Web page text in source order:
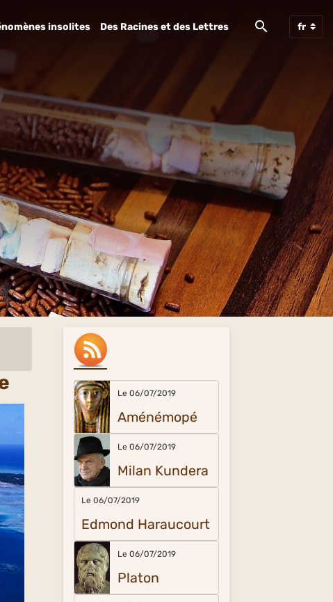
insolites Des Racines et des Lettres
Le 06/07/2019
Aménémopé
Le 06/07/2019
Milan Kundera
Le 06/07/2019
Edmond Haraucourt
Le 06/07/2019
Platon